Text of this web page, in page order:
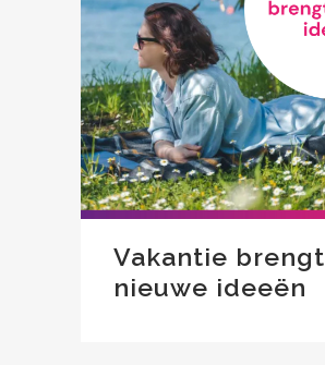
Vakantie brengt
nieuwe ideeën